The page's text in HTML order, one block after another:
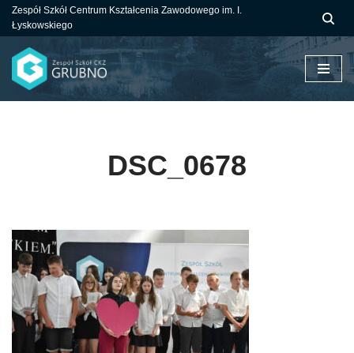
do
treści
Zespół Szkół Centrum Kształcenia Zawodowego im. I.
Łyskowskiego
DSC_0678